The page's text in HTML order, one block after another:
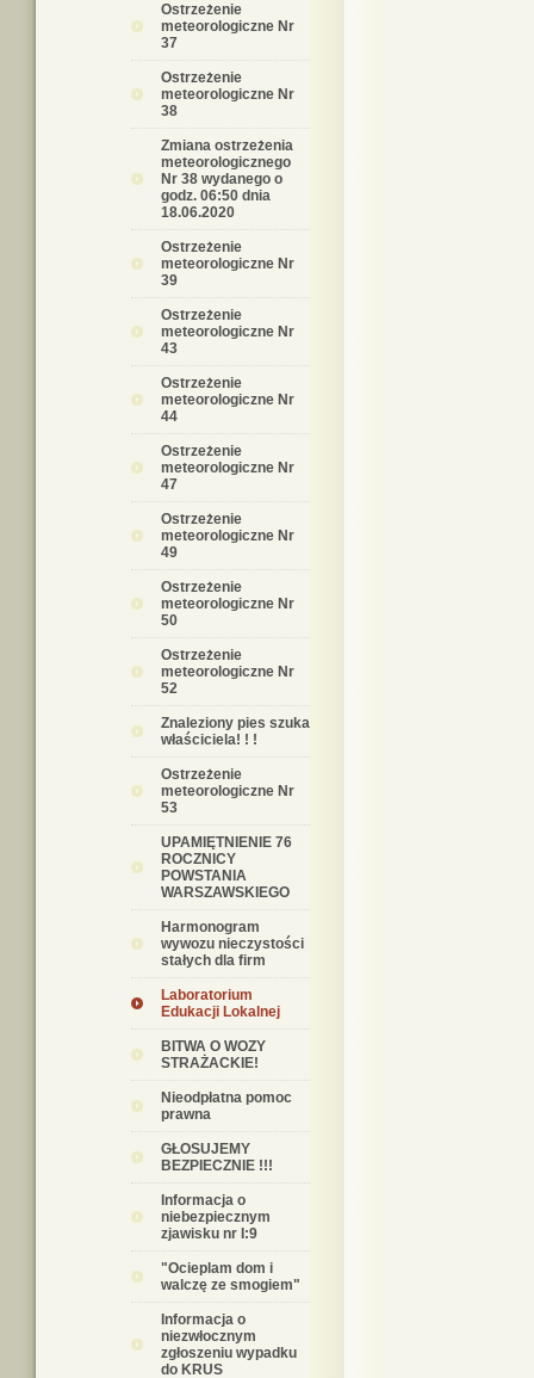
Ostrzeżenie
meteorologiczne Nr
37
Ostrzeżenie
meteorologiczne Nr
38
Zmiana ostrzeżenia
meteorologicznego
Nr 38 wydanego o
godz. 06:50 dnia
18.06.2020
Ostrzeżenie
meteorologiczne Nr
39
Ostrzeżenie
meteorologiczne Nr
43
Ostrzeżenie
meteorologiczne Nr
44
Ostrzeżenie
meteorologiczne Nr
47
Ostrzeżenie
meteorologiczne Nr
49
Ostrzeżenie
meteorologiczne Nr
50
Ostrzeżenie
meteorologiczne Nr
52
Znaleziony pies szuka
właściciela! ! !
Ostrzeżenie
meteorologiczne Nr
53
UPAMIĘTNIENIE 76
ROCZNICY
POWSTANIA
WARSZAWSKIEGO
Harmonogram
wywozu nieczystości
stałych dla firm
Laboratorium
Edukacji Lokalnej
BITWA O WOZY
STRAŻACKIE!
Nieodpłatna pomoc
prawna
GŁOSUJEMY
BEZPIECZNIE !!!
Informacja o
niebezpiecznym
zjawisku nr I:9
"Ocieplam dom i
walczę ze smogiem"
Informacja o
niezwłocznym
zgłoszeniu wypadku
do KRUS